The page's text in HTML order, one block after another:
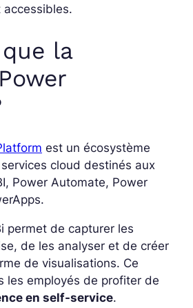
la
est un écosystème
cloud destinés aux
Power Automate, Power
permet de capturer les
de les analyser et de créer
de visualisations. Ce
les employés de profiter de
en self-service.